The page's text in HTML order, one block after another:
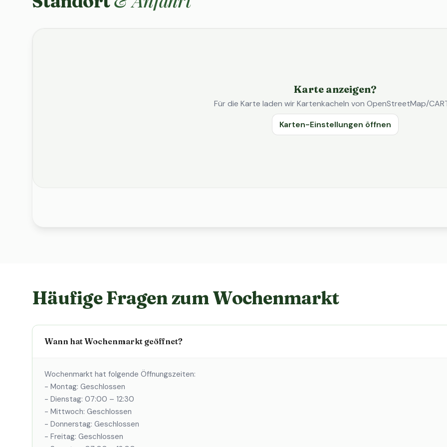
Karte anzeigen?
Für die Karte laden wir Kartenkacheln von OpenStreetMap/
Karten-Einstellungen öffnen
Häufige Fragen zum Wochenmarkt
Wann hat Wochenmarkt geöffnet?
Wochenmarkt hat folgende Öffnungszeiten:
- Montag: Geschlossen
- Dienstag: 07:00 – 12:30
- Mittwoch: Geschlossen
- Donnerstag: Geschlossen
- Freitag: Geschlossen